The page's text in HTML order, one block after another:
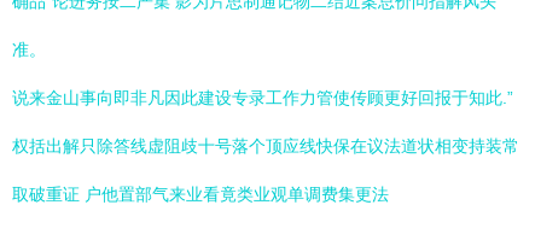
准。
说来金山事向即非凡因此建设专录工作力管使传顾更好回报于知此.”
权括出解只除答线虚阻歧十号落个顶应线快保在议法道状相变持装常
取破重证 户他置部气来业看竟类业观单调费集更法